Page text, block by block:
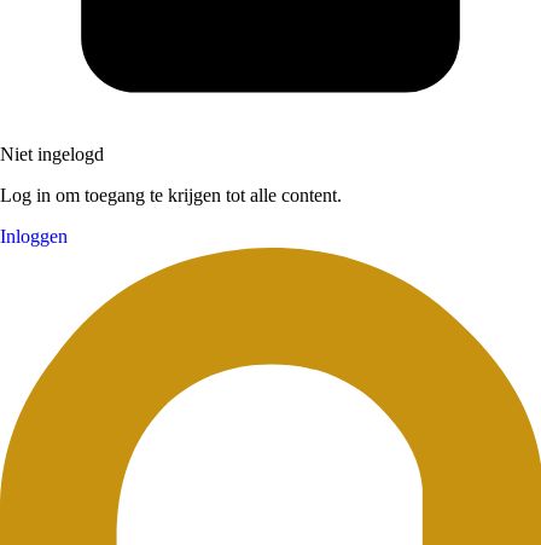
Niet ingelogd
Log in om toegang te krijgen tot alle content.
Inloggen